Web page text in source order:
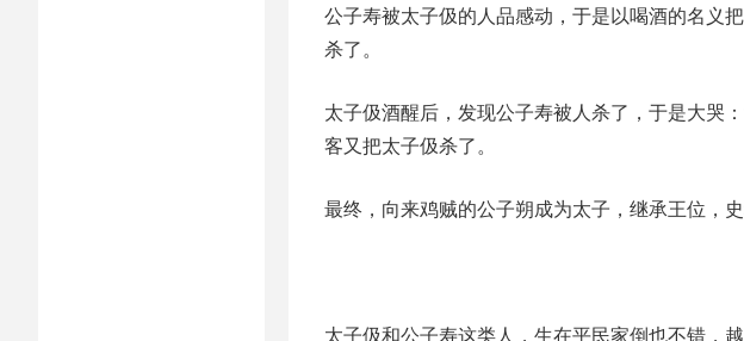
公子寿被太子伋的人品感动，于是以喝酒的名义
杀了。
太子伋酒醒后，发现公子寿被人杀了，于是大哭
客又把太子伋杀了。
最终，向来鸡贼的公子朔成为太子，继承王位，史
太子伋和公子寿这类人，生在平民家倒也不错，